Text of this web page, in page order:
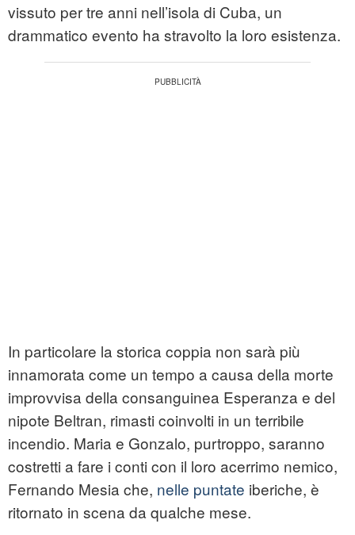
vissuto per tre anni nell’isola di Cuba, un
drammatico evento ha stravolto la loro esistenza.
In particolare la storica coppia non sarà più
innamorata come un tempo a causa della morte
improvvisa della consanguinea Esperanza e del
nipote Beltran, rimasti coinvolti in un terribile
incendio. Maria e Gonzalo, purtroppo, saranno
costretti a fare i conti con il loro acerrimo nemico,
Fernando Mesia che, nelle puntate iberiche, è
ritornato in scena da qualche mese.